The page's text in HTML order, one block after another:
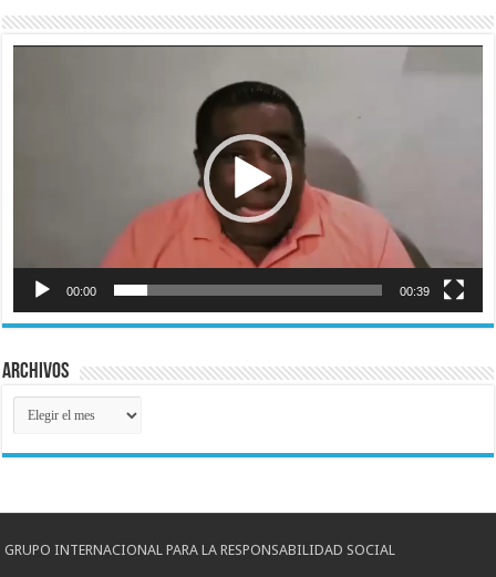
Reproductor
00:00 00:39
Archivos
Archivos
GRUPO INTERNACIONAL PARA LA RESPONSABILIDAD SOCIAL